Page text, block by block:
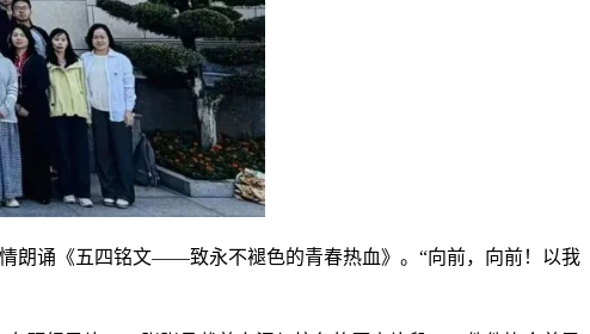
朗诵《五四铭文——致永不褪色的青春热血》。“向前，向前！以我